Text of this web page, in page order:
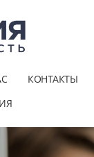
КОНТАКТЫ